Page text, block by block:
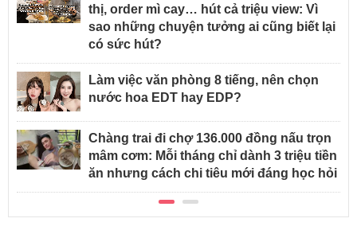
thị, order mì cay… hút cả triệu view: Vì
sao những chuyện tưởng ai cũng biết lại
có sức hút?
Làm việc văn phòng 8 tiếng, nên chọn
nước hoa EDT hay EDP?
Chàng trai đi chợ 136.000 đồng nấu trọn
mâm cơm: Mỗi tháng chỉ dành 3 triệu tiền
ăn nhưng cách chi tiêu mới đáng học hỏi